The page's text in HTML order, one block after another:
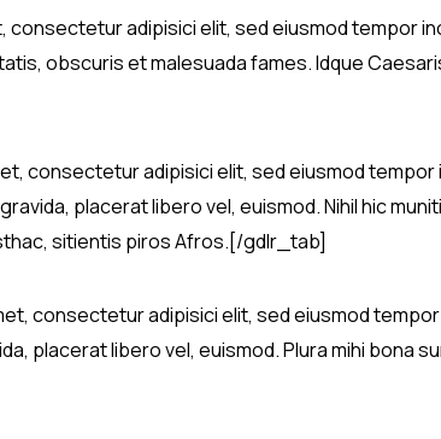
adipisici elit, sed eiusmod tempor
obscuris et malesuada fames. Idque
consectetur adipisici elit, sed eiusmod
placerat libero vel, euismod. Nihil hic
sitientis piros Afros.[/gdlr_tab]
consectetur adipisici elit, sed eiusmod
placerat libero vel, euismod. Plura mihi bona